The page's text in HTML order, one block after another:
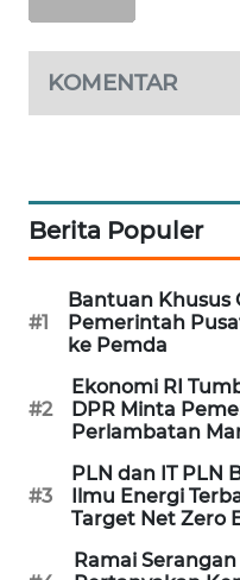
KOMENTAR
Berita Populer
#1
Bantuan Khusus
Pemerintah
ke Pemda
#2
Ekonomi RI
DPR Minta
Perlambatan
#3
PLN dan IT PLN
Ilmu Energi
Target Net Zero
Ramai
WAHANA
SELEB
PERSONA
OTOMOTIF
WAHANA
HEALTH
WAHANA
DESA
WISATA
LAPAK